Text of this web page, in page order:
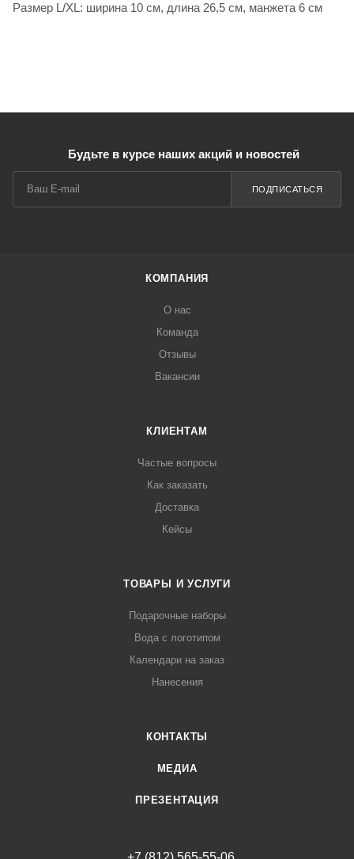
Pазмер L/XL: ширина 10 см, длина 26,5 см, манжета 6 см
Будьте в курсе наших акций и новостей
ПОДПИСАТЬСЯ
КОМПАНИЯ
О нас
Команда
Отзывы
Вакансии
КЛИЕНТАМ
Частые вопросы
Как заказать
Доставка
Кейсы
ТОВАРЫ И УСЛУГИ
Подарочные наборы
Вода с логотипом
Календари на заказ
Нанесения
КОНТАКТЫ
МЕДИА
ПРЕЗЕНТАЦИЯ